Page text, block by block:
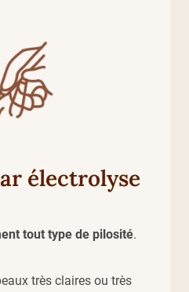
électrolyse
tout type de pilosité.
très claires ou très